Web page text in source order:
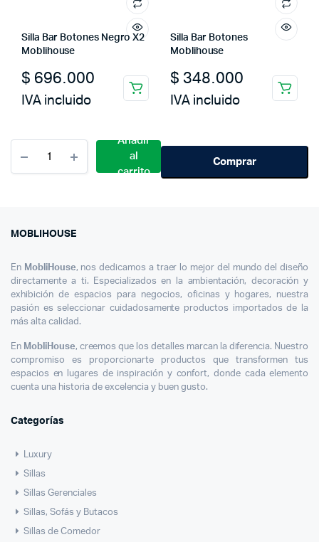
Silla Bar Botones Negro X2
Moblihouse
$ 696.000
IVA incluido
Silla Bar Botones
Moblihouse
$ 348.000
IVA incluido
Silla
De
Dorada
Añadir
al
carrito
Comprar
MOBLIHOUSE
En MobliHouse, nos dedicamos a traer lo mejor del mundo del diseño
directamente a ti. Especializados en la ambientación, decoración y
exhibición de espacios para negocios, oficinas y hogares, nuestra
pasión es seleccionar cuidadosamente productos importados de la
más alta calidad.
En MobliHouse, creemos que los detalles marcan la diferencia. Nuestro
compromiso es proporcionarte productos que transformen tus
espacios en lugares de inspiración y confort, donde cada elemento
cuenta una historia de excelencia y buen gusto.
Categorías
Luxury
Sillas
Sillas Gerenciales
Sillas, Sofás y Butacos
Sillas de Comedor